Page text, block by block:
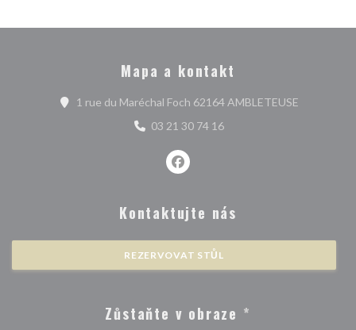
Mapa a kontakt
1 rue du Maréchal Foch 62164 AMBLETEUSE((otevře se
03 21 30 74 16
Facebook ((otevře se v novém
Kontaktujte nás
REZERVOVAT STŮL
Zůstaňte v obraze *